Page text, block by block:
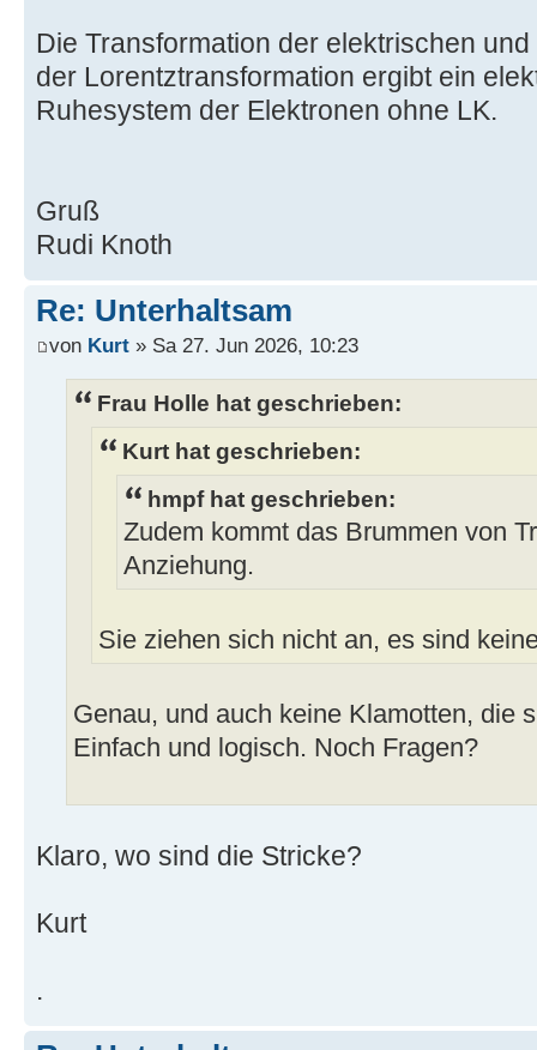
Die Transformation der elektrischen
der Lorentztransformation ergibt ein
Ruhesystem der Elektronen ohne LK.
Gruß
Rudi Knoth
Re: Unterhaltsam
von Kurt » Sa 27. Jun 2026, 10:23
Frau Holle hat geschrieben:
Kurt hat geschrieben:
hmpf hat geschrieben:
Zudem kommt das Brummen von
Anziehung.
Sie ziehen sich nicht an, es sind
Genau, und auch keine Klamotten, die
Einfach und logisch. Noch Fragen?
Klaro, wo sind die Stricke?
Kurt
.